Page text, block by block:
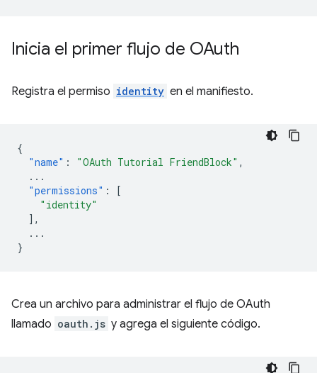
Inicia el primer flujo de OAuth
Registra el permiso identity en el manifiesto.
{
"name" : "OAuth Tutorial FriendBlock" ,
...
"permissions" :
[
"identity"
],
...
}
Crea un archivo para administrar el flujo de OAuth
llamado oauth.js y agrega el siguiente código.